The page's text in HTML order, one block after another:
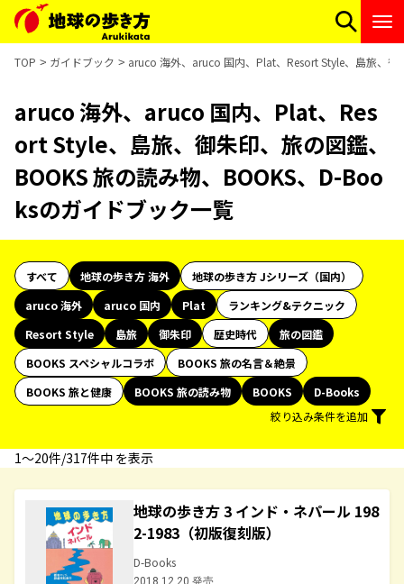
TOP ガイドブック aruco 海外、aruco 国内、Plat、Resort Style、島旅、
aruco 海外、aruco 国内、Plat、Res
ort Style、島旅、御朱印、旅の図鑑、
BOOKS 旅の読み物、BOOKS、D-Boo
ksのガイドブック一覧
すべて 地球の歩き方 海外
地球の歩き方 Jシリーズ（国内）
aruco 海外
aruco 国内 Plat
ランキング&テクニック
Resort Style
島旅 御朱印 歴史時代
旅の図鑑
BOOKS スペシャルコラボ
BOOKS 旅の名言＆絶景
BOOKS 旅と健康
BOOKS 旅の読み物 BOOKS
D-Books
絞り込み条件を追加
1〜20件/317件中 を表示
地球の歩き方 3 インド・ネパール 198
2-1983（初版復刻版）
D-Books
2018.12.20 発売